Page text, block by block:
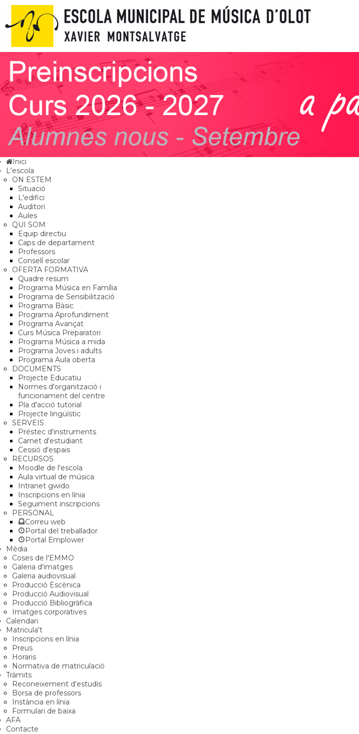
Inici
L'escola
ON ESTEM
Situació
L'edifici
Auditori
Aules
QUI SOM
Equip directiu
Caps de departament
Professors
Consell escolar
OFERTA FORMATIVA
Quadre resum
Programa Música en Família
Programa de Sensibilització
Programa Bàsic
Programa Aprofundiment
Programa Avançat
Curs Música Preparatori
Programa Música a mida
Programa Joves i adults
Programa Aula oberta
DOCUMENTS
Projecte Educatiu
Normes d'organització i
funcionament del centre
Pla d'acció tutorial
Projecte lingüístic
SERVEIS
Préstec d'instruments
Carnet d'estudiant
Cessió d'espais
RECURSOS
Moodle de l'escola
Aula virtual de música
Intranet gwido
Inscripcions en línia
Seguiment inscripcions
PERSONAL
Correu web
Portal del treballador
Portal Emplower
Mèdia
Coses de l'EMMO
Galeria d'imatges
Galeria audiovisual
Producció Escènica
Producció Audiovisual
Producció Bibliogràfica
Imatges corporatives
Calendari
Matricula't
Inscripcions en línia
Preus
Horaris
Normativa de matriculació
Tràmits
Reconeixement d'estudis
Borsa de professors
Instància en línia
Formulari de baixa
AFA
Contacte